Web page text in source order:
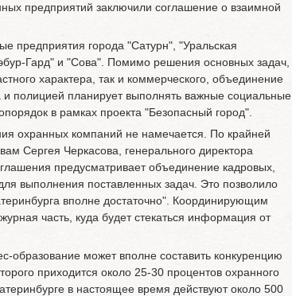
предприятий заключили соглашение о взаимной
предприятия города "Сатурн", "Уральская
Гард" и "Сова". Помимо решения основных задач,
характера, так и коммерческого, объединение
полицией планирует выполнять важные социальные
в рамках проекта "Безопасный город".
охранных компаний не намечается. По крайней
Сергея Черкасова, генерального директора
предусматривает объединение кадровых,
выполнения поставленных задач. Это позволило
вполне достаточно". Координирующим
часть, куда будет стекаться информация от
образование может вполне составить конкуренцию
приходится около 25-30 процентов охранного
в настоящее время действуют около 500